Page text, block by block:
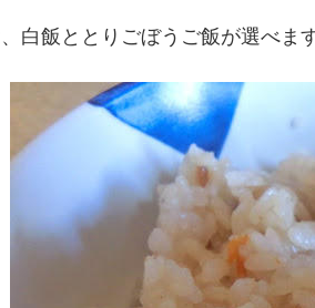
白飯ととりごぼうご飯が選べま